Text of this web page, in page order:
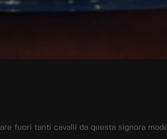
fuori tanti cavalli da questa signora